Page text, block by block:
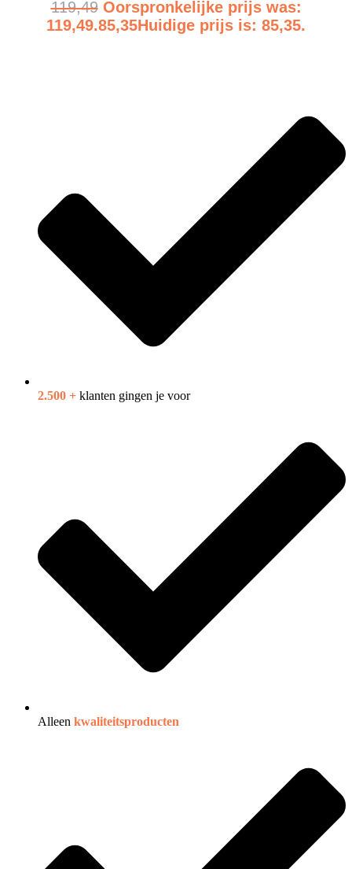
119,49 Oorspronkelijke prijs was:
119,49.85,35Huidige prijs is: 85,35.
2.500 + klanten gingen je voor
Alleen kwaliteitsproducten